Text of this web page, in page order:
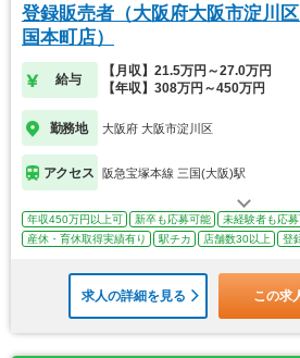
登録販売者（大阪府大阪市淀川
国本町店）
給与
【月収】21.5万円～27.0万円
【年収】308万円～450万円
勤務地 大阪府 大阪市淀川区
アクセス 阪急宝塚本線 三国(大阪)駅
年収450万円以上可 新卒も応募可能 未経験者も応
産休・育休取得実績有り
駅チカ 店舗数30以上 登
求人の詳細を見る この求